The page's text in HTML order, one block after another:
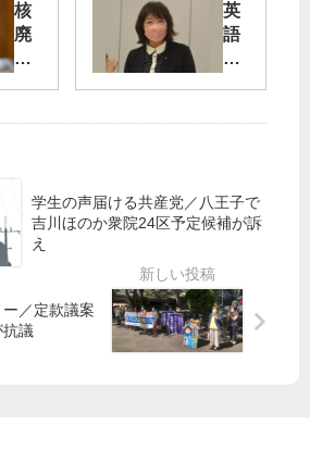
笠
井
氏
検
／
福
手
）
文
（
定
数
核
廃
絶
束
英
語
ス
キ
テ
ス
止
せ
よ
学生の声届ける共産党／八王子で
吉川ほのか衆院24区予定候補が訴
え
／定款議案
抗議